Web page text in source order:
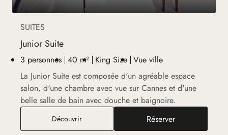
SUITES
Junior Suite
3 personnes 40 m² King Size Vue ville
La Junior Suite est composée d'un agréable espace
salon, d'une chambre avec vue sur Cannes et d'une
belle salle de bain avec douche et baignoire.
DécouvrirJunior Suite Réserver